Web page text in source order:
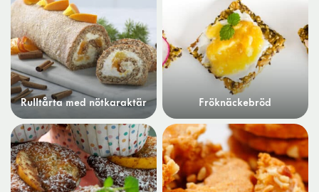
Rulltårta med nötkaraktär Fröknäckebröd